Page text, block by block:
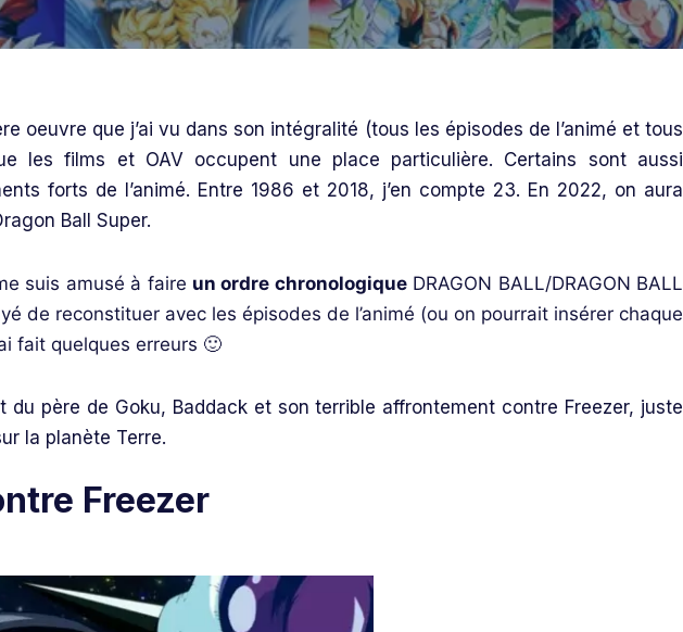
oeuvre que j’ai vu dans son intégralité (tous les épisodes de l’animé et tous
les films et OAV occupent une place particulière. Certains sont aussi
forts de l’animé. Entre 1986 et 2018, j’en compte 23. En 2022, on aura
Ball Super.
suis amusé à faire un ordre chronologique DRAGON BALL/DRAGON BALL
de reconstituer avec les épisodes de l’animé (ou on pourrait insérer chaque
fait quelques erreurs 🙂
du père de Goku, Baddack et son terrible affrontement contre Freezer, juste
la planète Terre.
Freezer